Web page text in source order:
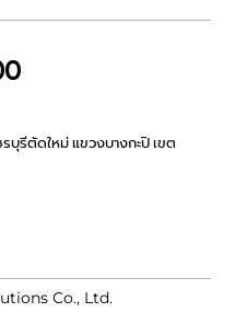
บุรีตัดใหม่ แขวงบางกะปิ เขต
Co., Ltd.